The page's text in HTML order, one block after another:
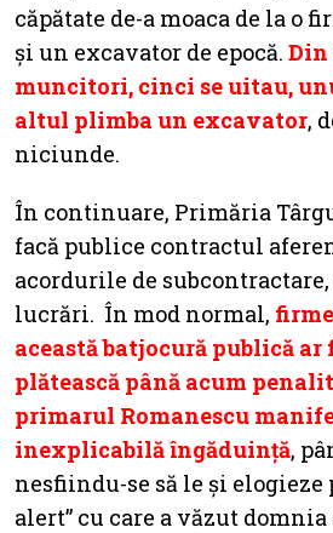
căpătate de-a moaca de la o
și un excavator de epocă. Din
muncitori, cinci se uitau,
altul plimba un excavator,
niciunde.
În continuare, Primăria
facă publice contractul
acordurile de
lucrări. În mod normal,
această batjocură publică ar
plătească până acum
primarul Romanescu
inexplicabilă îngăduință,
nesfiindu-se să le și
alert” cu care a văzut domnia